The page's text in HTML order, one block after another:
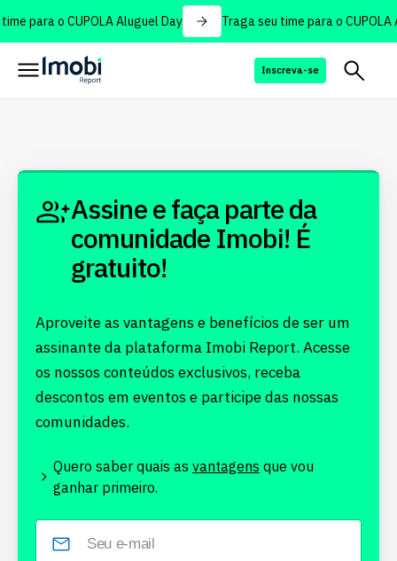
para o CUPOLA Aluguel Day Traga seu time para o CUPOLA
Inscreva-se
Assine e faça parte da
comunidade Imobi! É
gratuito!
Aproveite as vantagens e benefícios de ser um
assinante da plataforma Imobi Report. Acesse
os nossos conteúdos exclusivos, receba
descontos em eventos e participe das nossas
comunidades.
Quero saber quais as vantagens que vou
ganhar primeiro.